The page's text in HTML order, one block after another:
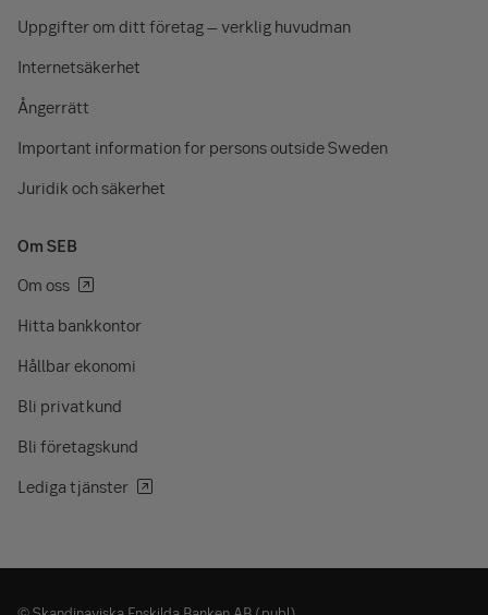
Uppgifter om ditt företag – verklig huvudman
Internetsäkerhet
Ångerrätt
Important information for persons outside Sweden
Juridik och säkerhet
Om SEB
Om oss
Hitta bankkontor
Hållbar ekonomi
Bli privatkund
Bli företagskund
Lediga tjänster